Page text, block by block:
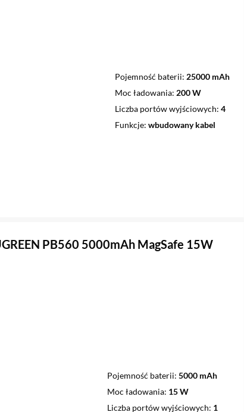
Pojemność baterii 25000 mAh
Moc ładowania 200 W
Liczba portów wyjściowych 4
Funkcje wbudowany kabel
PB560 5000mAh MagSafe 15W
Pojemność baterii 5000 mAh
Moc ładowania 15 W
Liczba portów wyjściowych 1